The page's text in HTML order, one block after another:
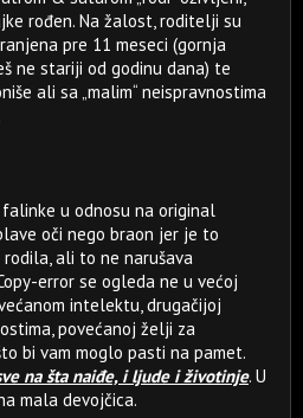
rođen. Na žalost, roditelji su
pre 11 meseci (gornja
ne stariji od godinu dana) te
ali sa „malim“ neispravnostima
u odnosu na original
oči nego braon jer je to
ali to ne narušava
error se ogleda ne u većoj
intelektu, drugačijoj
povećanoj želji za
bi vam moglo pasti na pamet.
na šta naiđe, i ljude i životinje. U
mala devojčica.